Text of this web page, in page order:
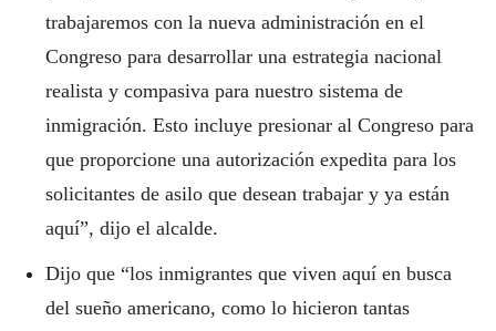
trabajaremos con la nueva administración en el
Congreso para desarrollar una estrategia nacional
realista y compasiva para nuestro sistema de
inmigración. Esto incluye presionar al Congreso para
que proporcione una autorización expedita para los
solicitantes de asilo que desean trabajar y ya están
aquí”, dijo el alcalde.
Dijo que “los inmigrantes que viven aquí en busca
del sueño americano, como lo hicieron tantas